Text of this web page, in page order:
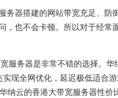
器搭建的网站带宽充足、防
也不会卡顿。所以对于经常
服务器是非常不错的选择。
实现全网优化，延迟极低适合
纳云的香港大带宽服务器性价